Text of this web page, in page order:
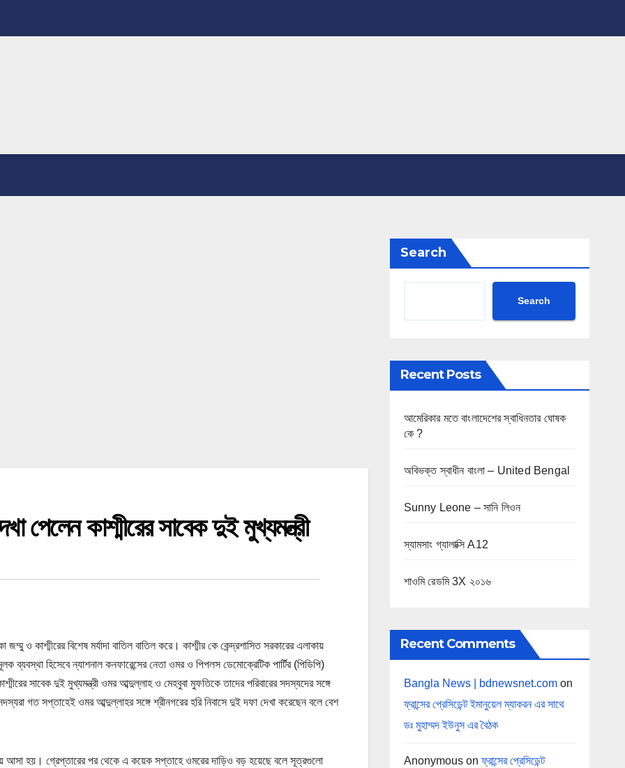
পেলেন কাশ্মীরের সাবেক দুই মুখ্যমন্ত্রী
জম্মু ও কাশ্মীরের বিশেষ মর্যাদা বাতিল বাতিল করে। কাশ্মীর কে কেন্দ্রশাসিত সরকারের এলাকায়
হিসেবে ন্যাশনাল কনফারেন্সের নেতা ওমর ও পিপলস ডেমোক্রেটিক পার্টির (পিডিপি)
সাবেক দুই মুখ্যমন্ত্রী ওমর আব্দুল্লাহ ও মেহবুবা মুফতিকে তাদের পরিবারের সদস্যদের সঙ্গে
গত সপ্তাহেই ওমর আব্দুল্লাহর সঙ্গে শ্রীনগরের হরি নিবাসে দুই দফা দেখা করেছেন বলে বেশ
আসা হয়। গ্রেপ্তারের পর থেকে এ কয়েক সপ্তাহে ওমরের দাড়িও বড় হয়েছে বলে সূত্রগুলো
Search
Search
Recent Posts
আমেরিকার মতে বাংলাদেশের স্বাধিনতার ঘোষক
কে ?
অবিভক্ত স্বাধীন বাংলা – United Bengal
Sunny Leone – সানি লিওন
স্যামসাং গ্যালাক্সি A12
শাওমি রেডমি 3X ২০১৬
Recent Comments
Bangla News | bdnewsnet.comon
ফ্রান্সের প্রেসিডেন্ট ইমানুয়েল ম্যাকরন এর সাথে
ডঃ মুহাম্মদ ইউনুস এর বৈঠক
Anonymousonফ্রান্সের প্রেসিডেন্ট